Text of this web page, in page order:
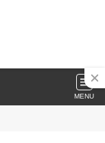
MENU